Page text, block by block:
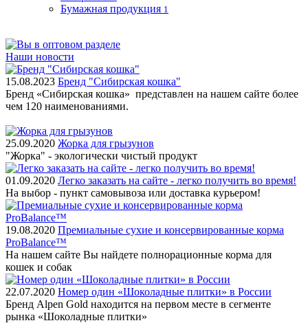
Бумажная продукция 1
Наши новости
15.08.2023 Бренд "Сибирская кошка"
Бренд «Сибирская кошка» представлен на нашем сайте более
чем 120 наименованиями.
25.09.2020 Жорка для грызунов
"Жорка" - экологически чистый продукт
01.09.2020 Легко заказать на сайте - легко получить во время!
На выбор - пункт самовывоза или доставка курьером!
19.08.2020 Премиальные сухие и консервированные корма
ProBalance™
На нашем сайте Вы найдете полнорационные корма для
кошек и собак
22.07.2020 Номер один «Шоколадные плитки» в России
Бренд Alpen Gold находится на первом месте в сегменте
рынка «Шоколадные плитки»